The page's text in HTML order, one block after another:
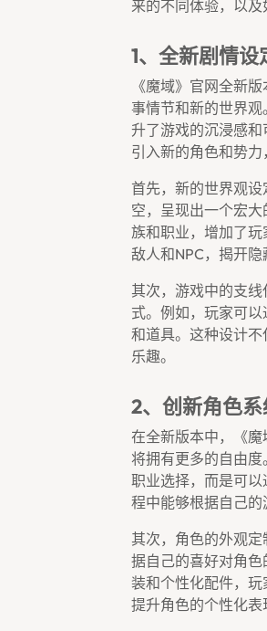
来的不同体验，以及
1、全新剧情
《魔域》官网全新
事情节和新的世界
升了游戏的沉浸感
引入新的角色和势力
首先，新的世界观
空，呈现出一个宏
族和职业，增加了
敌人和NPC，揭开隐
其次，游戏中的支
式。例如，玩家可
和道具。这种设计
乐趣。
2、创新角色
在全新版本中，《
将拥有更多的自由
职业选择，而是可
程中能够根据自己的
其次，角色的外观
据自己的喜好对角
装和个性化配件，
提升角色的个性化表